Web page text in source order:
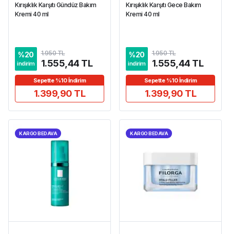
Kırışıklık Karşıtı Gündüz Bakım
Kremi 40 ml
%20
indirim
1.950 TL
1.555,44 TL
Sepette %10 İndirim
1.399,90 TL
Kırışıklık Karşıtı Gece Bakım
Kremi 40 ml
%20
indirim
1.950 TL
1.555,44 TL
Sepette %10 İndirim
1.399,90 TL
KARGO BEDAVA KARGO BEDAVA